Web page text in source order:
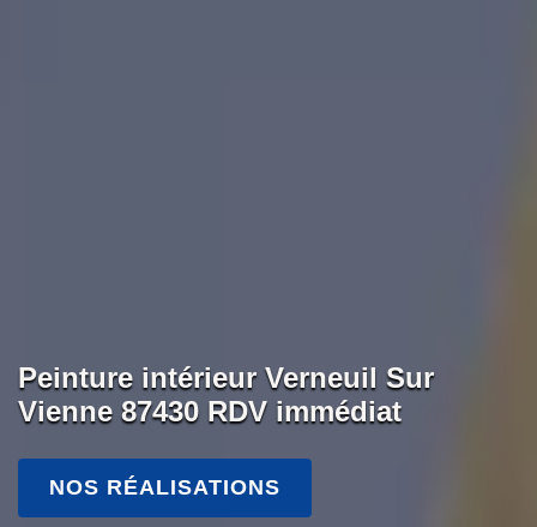
Peinture intérieur Verneuil Sur
Vienne 87430 RDV immédiat
NOS RÉALISATIONS